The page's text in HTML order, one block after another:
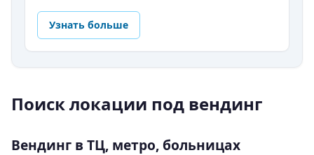
Узнать больше
Поиск локации под вендинг
Вендинг в ТЦ, метро, больницах